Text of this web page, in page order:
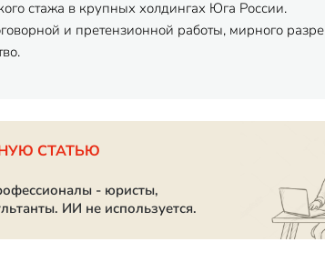
стажа в крупных холдингах Юга России.
и претензионной работы, мирного
СТАТЬЮ
- юристы,
ИИ не используется.